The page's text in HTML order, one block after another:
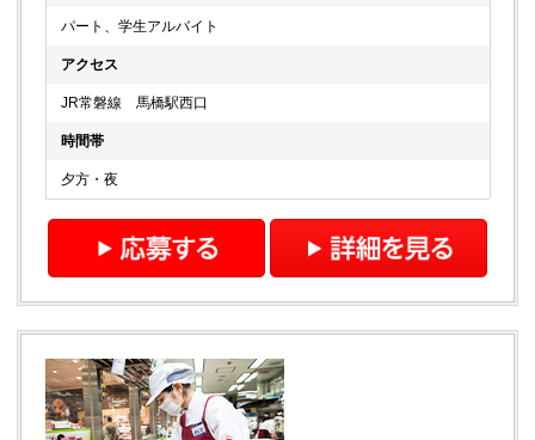
パート、学生アルバイト
アクセス
JR常磐線 馬橋駅西口
時間帯
夕方・夜